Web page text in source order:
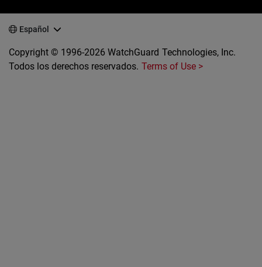
Español
Copyright © 1996-2026 WatchGuard Technologies, Inc.
Todos los derechos reservados. Terms of Use >